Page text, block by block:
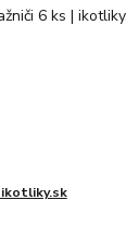
ikotliky.sk